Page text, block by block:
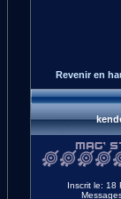
Revenir en
Inscrit le: 18